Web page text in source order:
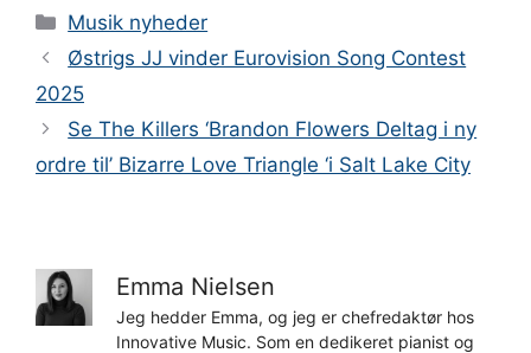
Kategorier
Musik nyheder
Østrigs JJ vinder Eurovision Song Contest
2025
Se The Killers ‘Brandon Flowers Deltag i ny
ordre til’ Bizarre Love Triangle ‘i Salt Lake City
Emma Nielsen
Jeg hedder Emma, og jeg er chefredaktør hos
Innovative Music. Som en dedikeret pianist og